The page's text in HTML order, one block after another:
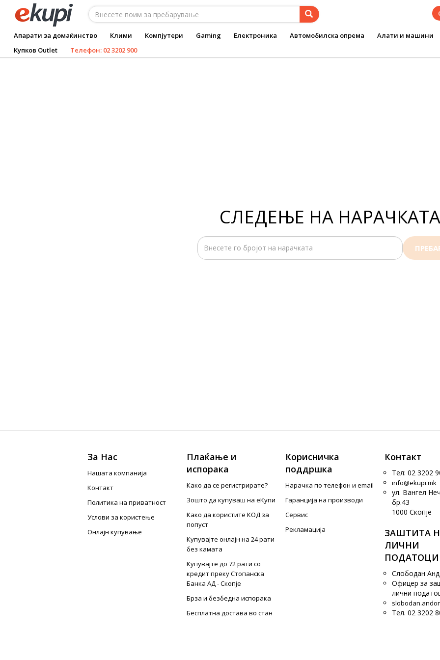
Апарати за домаќинство Клими Компјутери Gaming Електроника Автомобилска опрема
Алати и машини
Купков Outlet
Телефон: 02 3202 900
СЛЕДЕЊЕ НА НАРАЧКАТА
За Нас
Нашата компанија
Контакт
Политика на приватност
Услови за користење
Онлајн купување
Плаќање и
испорака
Како да се регистрирате?
Зошто да купуваш на еКупи
Како да користите КОД за
попуст
Купувајте онлајн на 24 рати
без камата
Купувајте до 72 рати со
кредит преку Стопанска
Банка АД - Скопје
Брза и безбедна испорака
Бесплатна достава во стан
Корисничка
поддршка
Нарачка по телефон и еmail
Гаранција на производи
Сервис
Рекламација
Контакт
Тел: 02 3202
info@ekupi.mk
ул. Вангел
бр.43
1000 Скопје
ЗАШТИТА
ЛИЧНИ
ПОДАТОЦИ
Слободан
Офицер за
лични
Тел. 02 3202